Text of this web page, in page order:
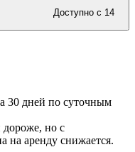
Доступно с 14
30 дней по суточным
дороже, но с
на аренду снижается.